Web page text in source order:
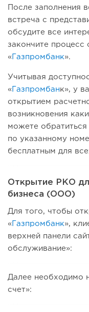
После заполнения
встреча с
обсудите все
закончите процесс
« Газпромбанк».
Учитывая
« Газпромбанк», у
открытием
возникновения
можете
по указанному
бесплатным для
Открытие РКО
бизнеса (ООО)
Для того, чтобы
« Газпромбанк»,
верхней панели
обслуживание»:
Далее необходимо
счет»: